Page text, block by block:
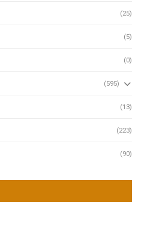
(25)
(5)
(0)
(595)
(13)
(223)
(90)